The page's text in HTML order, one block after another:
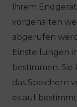
Ihrem
vorgehalten
abgerufen
Einstellungen
bestimmen.
das Speichern
es auf